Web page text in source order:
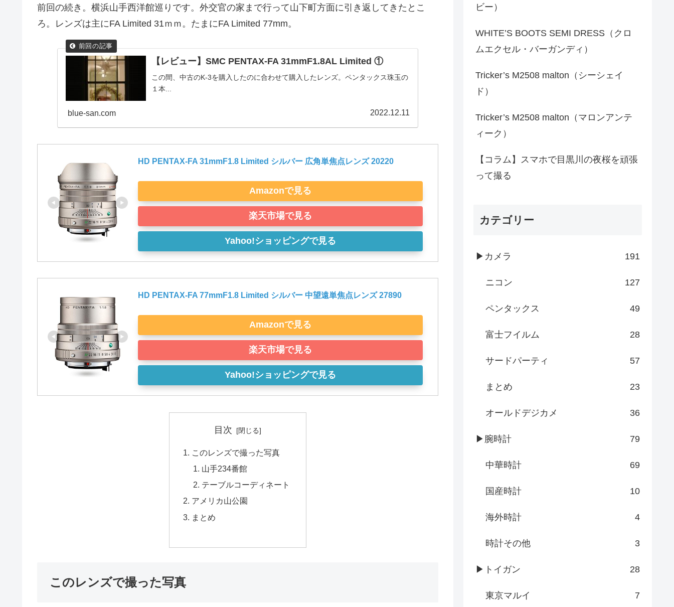
前回の続き。横浜山手西洋館巡りです。外交官の家まで行って山下町方面に引き返してきたとこ
ろ。レンズは主にFA Limited 31ｍｍ。たまにFA Limited 77mm。
【レビュー】SMC PENTAX-FA 31mmF1.8AL Limited ①
この間、中古のK-3を購入したのに合わせて購入したレンズ。ペンタックス珠玉の
１本...
blue-san.com 2022.12.11
HD PENTAX-FA 31mmF1.8 Limited シルバー 広角単焦点レンズ 20220
Amazonで見る
楽天市場で見る
Yahoo!ショッピングで見る
HD PENTAX-FA 77mmF1.8 Limited シルバー 中望遠単焦点レンズ 27890
Amazonで見る
楽天市場で見る
Yahoo!ショッピングで見る
目次
このレンズで撮った写真
山手234番館
テーブルコーディネート
アメリカ山公園
まとめ
このレンズで撮った写真
ビー）
WHITE’S BOOTS SEMI DRESS（クロ
ムエクセル・バーガンディ）
Tricker’s M2508 malton（シーシェイ
ド）
Tricker’s M2508 malton（マロンアンテ
ィーク）
【コラム】スマホで目黒川の夜桜を頑張
って撮る
カテゴリー
▶カメラ 191
ニコン 127
ペンタックス 49
富士フイルム 28
サードパーティ 57
まとめ 23
オールドデジカメ 36
▶腕時計 79
中華時計 69
国産時計 10
海外時計 4
時計その他 3
▶トイガン 28
東京マルイ 7